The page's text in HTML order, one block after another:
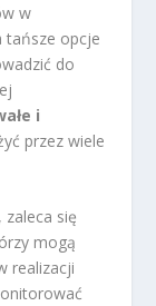
w
tańsze opcje
do
i
przez wiele
się
mogą
realizacji